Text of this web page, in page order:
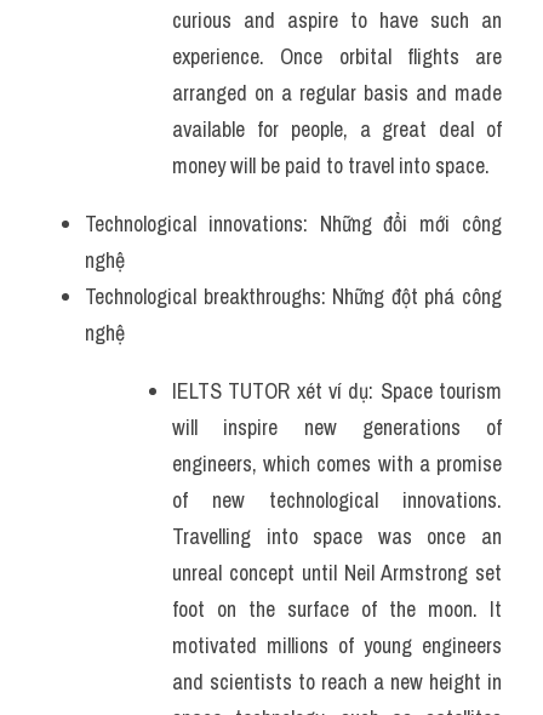
curious and aspire to have such an
experience. Once orbital flights are
arranged on a regular basis and made
available for people, a great deal of
money will be paid to travel into space.
Technological innovations: Những đổi mới công
nghệ
Technological breakthroughs: Những đột phá công
nghệ
IELTS TUTOR xét ví dụ: Space tourism
will inspire new generations of
engineers, which comes with a promise
of new technological innovations.
Travelling into space was once an
unreal concept until Neil Armstrong set
foot on the surface of the moon. It
motivated millions of young engineers
and scientists to reach a new height in